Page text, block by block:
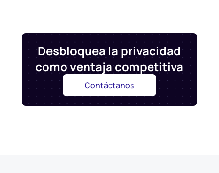
Desbloquea la privacidad
como ventaja competitiva
Contáctanos